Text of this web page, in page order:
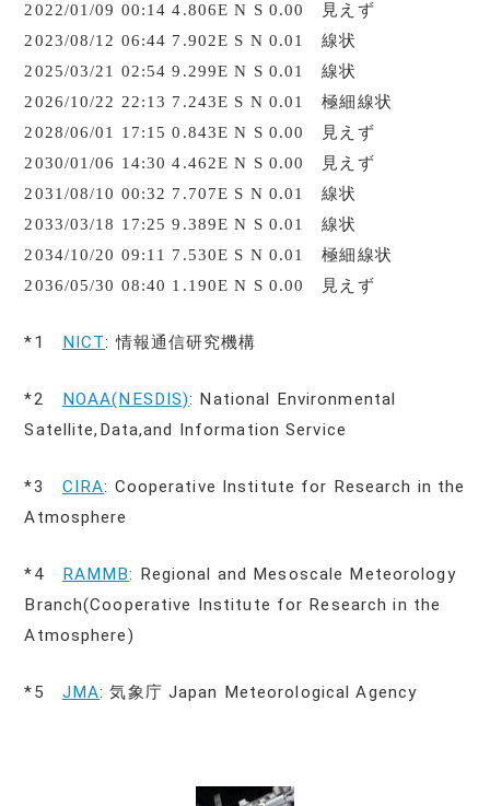
2022/01/09 00:14 4.806E N S 0.00 見えず
2023/08/12 06:44 7.902E S N 0.01 線状
2025/03/21 02:54 9.299E N S 0.01 線状
2026/10/22 22:13 7.243E S N 0.01 極細線状
2028/06/01 17:15 0.843E N S 0.00 見えず
2030/01/06 14:30 4.462E N S 0.00 見えず
2031/08/10 00:32 7.707E S N 0.01 線状
2033/03/18 17:25 9.389E N S 0.01 線状
2034/10/20 09:11 7.530E S N 0.01 極細線状
2036/05/30 08:40 1.190E N S 0.00 見えず
*1 NICT: 情報通信研究機構
*2 NOAA(NESDIS): National Environmental
Satellite,Data,and Information Service
*3 CIRA: Cooperative Institute for Research in the
Atmosphere
*4 RAMMB: Regional and Mesoscale Meteorology
Branch(Cooperative Institute for Research in the
Atmosphere)
*5 JMA: 気象庁 Japan Meteorological Agency